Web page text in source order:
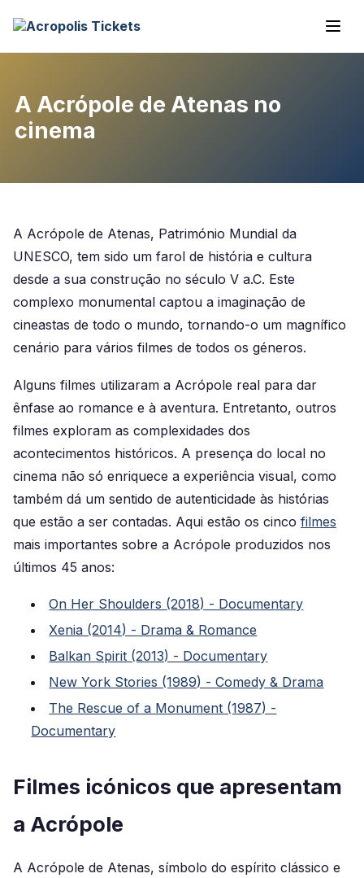
A Acrópole de Atenas no
cinema
A Acrópole de Atenas, Património Mundial da
UNESCO, tem sido um farol de história e cultura
desde a sua construção no século V a.C. Este
complexo monumental captou a imaginação de
cineastas de todo o mundo, tornando-o um magnífico
cenário para vários filmes de todos os géneros.
Alguns filmes utilizaram a Acrópole real para dar
ênfase ao romance e à aventura. Entretanto, outros
filmes exploram as complexidades dos
acontecimentos históricos. A presença do local no
cinema não só enriquece a experiência visual, como
também dá um sentido de autenticidade às histórias
que estão a ser contadas. Aqui estão os cinco filmes
mais importantes sobre a Acrópole produzidos nos
últimos 45 anos:
On Her Shoulders (2018) - Documentary
Xenia (2014) - Drama & Romance
Balkan Spirit (2013) - Documentary
New York Stories (1989) - Comedy & Drama
The Rescue of a Monument (1987) -
Documentary
Filmes icónicos que apresentam
a Acrópole
A Acrópole de Atenas, símbolo do espírito clássico e